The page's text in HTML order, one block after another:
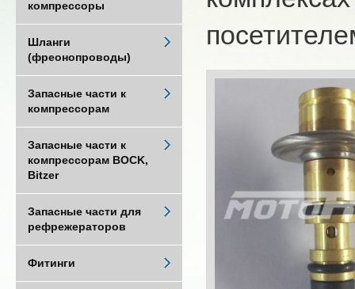
компрессоры
Шланги
(фреонопроводы)
Запасные части к
компрессорам
Запасные части к
компрессорам BOCK,
Bitzer
Запасные части для
рефрежераторов
Фитинги